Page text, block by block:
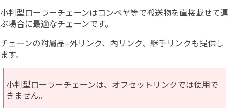
小判型ローラーチェーンはコンベヤ等で搬送物を直接載せて運
ぶ場合に最適なチェーンです。
チェーンの附屬品–外リンク、內リンク、継手リンクも提供し
ます。
小判型ローラーチェーンは、オフセットリンクでは使用で
きません。